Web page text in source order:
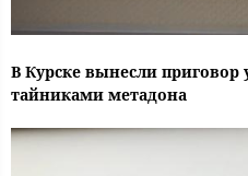
В Курске вынесли приговор
тайниками метадона